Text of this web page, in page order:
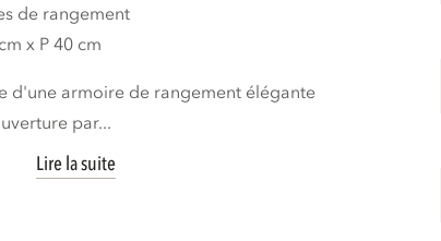
de rangement
x P 40 cm
d'une armoire de rangement élégante
par...
Lire la suite